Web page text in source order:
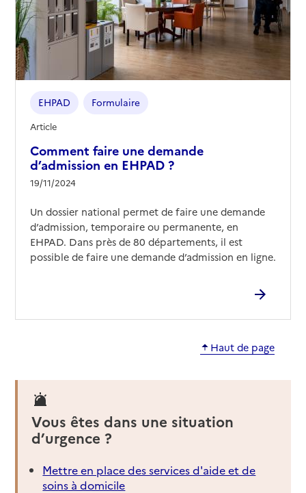
Comment faire une demande
d’admission en EHPAD ?
19/11/2024
EHPAD Formulaire
Article
Un dossier national permet de faire une demande
d’admission, temporaire ou permanente, en
EHPAD. Dans près de 80 départements, il est
possible de faire une demande d’admission en ligne.
Haut de page
Vous êtes dans une situation
d’urgence ?
Mettre en place des services d'aide et de
soins à domicile